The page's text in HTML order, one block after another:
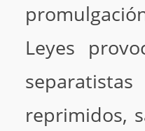
Leyes
reprimidos,